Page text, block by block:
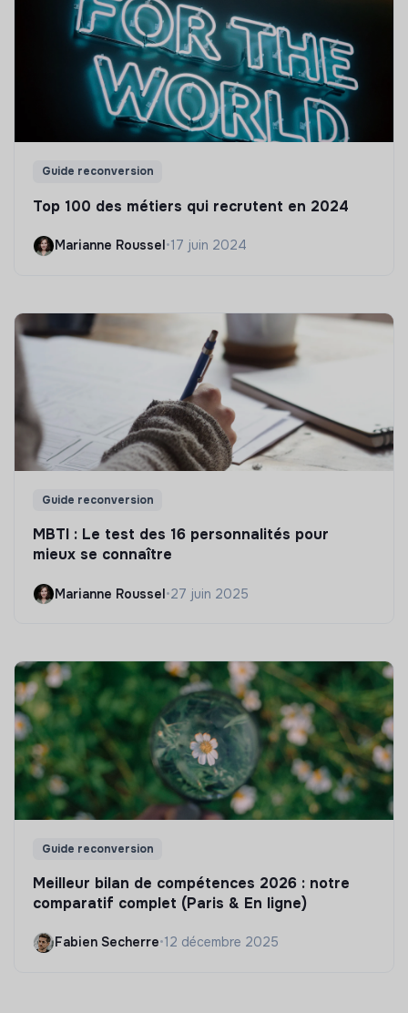
Guide reconversion
Top 100 des métiers qui recrutent en 2024
Marianne Roussel•17 juin 2024
Guide reconversion
MBTI : Le test des 16 personnalités pour
mieux se connaître
Marianne Roussel•27 juin 2025
Guide reconversion
Meilleur bilan de compétences 2026 : notre
comparatif complet (Paris & En ligne)
Fabien Secherre•12 décembre 2025